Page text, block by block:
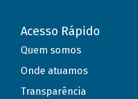
Acesso Rápido
Quem somos
Onde atuamos
Transparência